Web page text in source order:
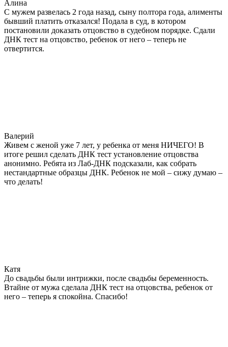
Алина
С мужем развелась 2 года назад, сыну полтора года, алименты
бывший платить отказался! Подала в суд, в котором
постановили доказать отцовство в судебном порядке. Сдали
ДНК тест на отцовство, ребенок от него – теперь не
отвертится.
Валерий
Живем с женой уже 7 лет, у ребенка от меня НИЧЕГО! В
итоге решил сделать ДНК тест установление отцовства
анонимно. Ребята из Лаб-ДНК подсказали, как собрать
нестандартные образцы ДНК. Ребенок не мой – сижу думаю –
что делать!
Катя
До свадьбы были интрижки, после свадьбы беременность.
Втайне от мужа сделала ДНК тест на отцовства, ребенок от
него – теперь я спокойна. Спасибо!